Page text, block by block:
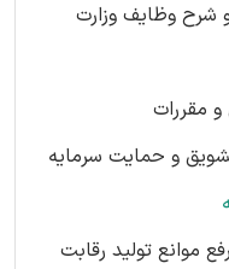
و شرح وظایف وزارت
تشویق و حمایت سرمایه
موانع تولید رقابت